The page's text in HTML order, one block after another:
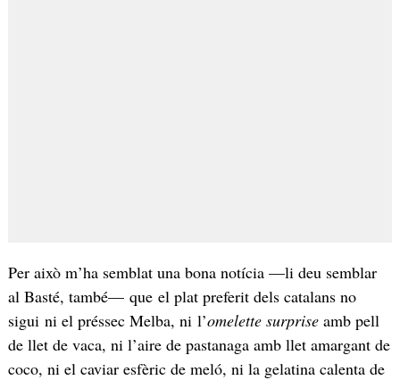
Per això m’ha semblat una bona notícia —li deu semblar
al Basté, també— que el plat preferit dels catalans no
sigui ni el préssec Melba, ni l’omelette surpriseamb pell
de llet de vaca, ni l’aire de pastanaga amb llet amargant de
coco, ni el caviar esfèric de meló, ni la gelatina calenta de